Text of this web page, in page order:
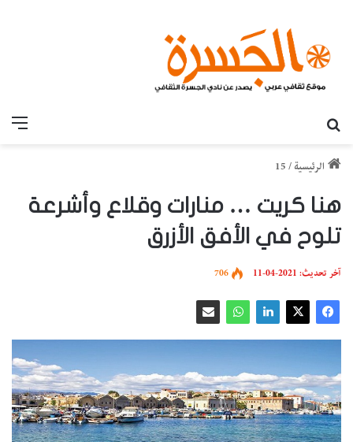
الرئيسية /
15
هنا كريت … منارات وقلاع وأشرعة
تلوح في الأفق الأزرق
آخر تحديث: 2021-04-11 706